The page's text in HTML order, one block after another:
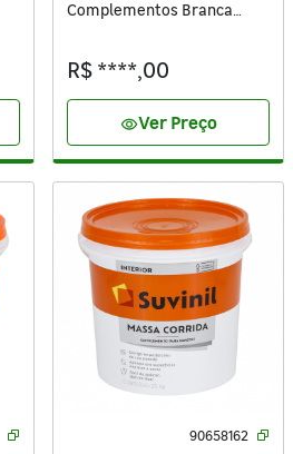
Complementos Branca
R$ ****,00
visibilityVer Preço
90658162